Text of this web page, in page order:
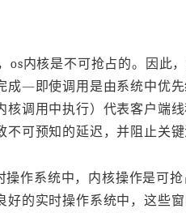
os内核是不可抢占的。因此
成—即使调用是由系统中优
核调用中执行）代表客户端
不可预知的延迟，并阻止关键
操作系统中，内核操作是可
好的实时操作系统中，这些